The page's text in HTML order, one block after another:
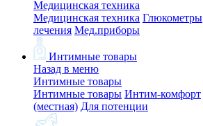
Медицинская техника
Медицинская техника Глюкометры
лечения Мед.приборы
Интимные товары
Назад в меню
Интимные товары
Интимные товары Интим-комфорт
(местная) Для потенции